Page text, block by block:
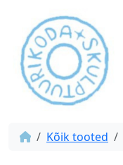
Kõik tooted